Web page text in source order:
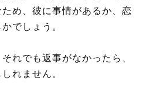
め、彼に事情があるか、恋
でしょう。
れでも返事がなかったら、
れません。